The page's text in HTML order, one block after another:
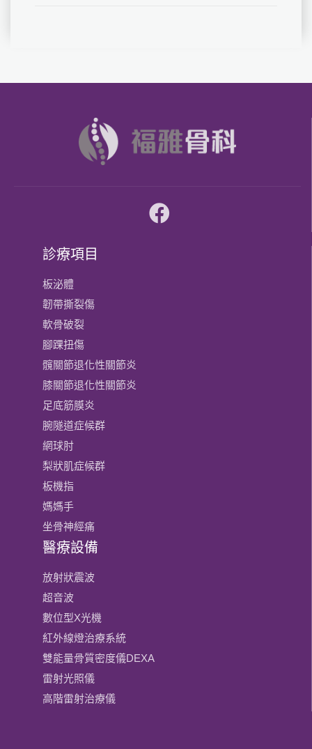
診療項目
板泌體
韌帶撕裂傷
軟骨破裂
腳踝扭傷
髖關節退化性關節炎
膝關節​退化性關節炎
足底筋膜炎
腕隧道症候群
網球肘
梨狀肌症候群
板機指
媽媽手
坐骨神經痛
醫療設備
放射狀震波
超音波
數位型X光機
紅外線燈治療系統
雙能量骨質密度儀DEXA
雷射光照儀
高階雷射治療儀